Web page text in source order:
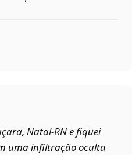
Natal‑RN e fiquei
uma infiltração oculta